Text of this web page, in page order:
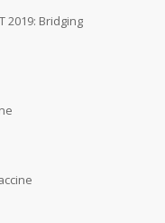
2019: Bridging